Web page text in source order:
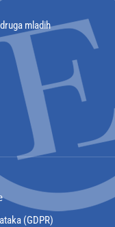
mladih
(GDPR)